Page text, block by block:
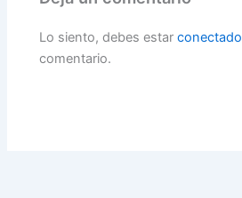
Lo siento, debes estarconectado
comentario.